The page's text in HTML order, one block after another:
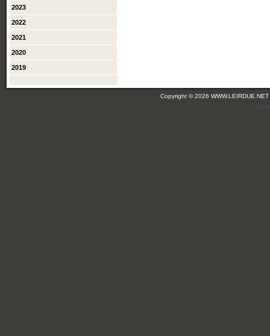
2023
2022
2021
2020
2019
Copyright © 2026